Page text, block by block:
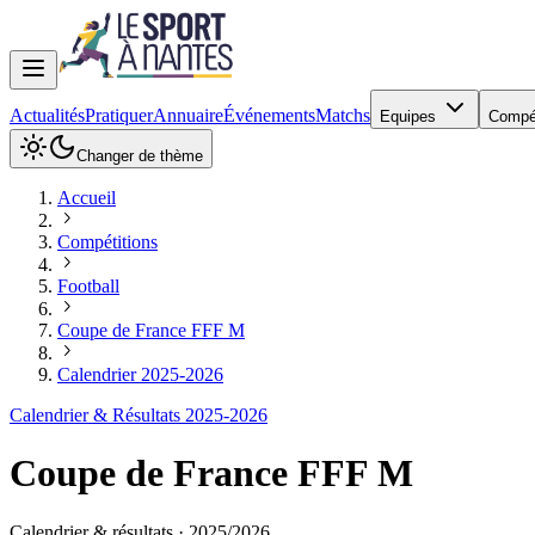
ActualitésPratiquerAnnuaireÉvénementsMatchs Equipes
Changer de thème
Accueil
Compétitions
Football
Coupe de France FFF M
Calendrier 2025-2026
Calendrier & Résultats 2025-2026
Coupe de France FFF M